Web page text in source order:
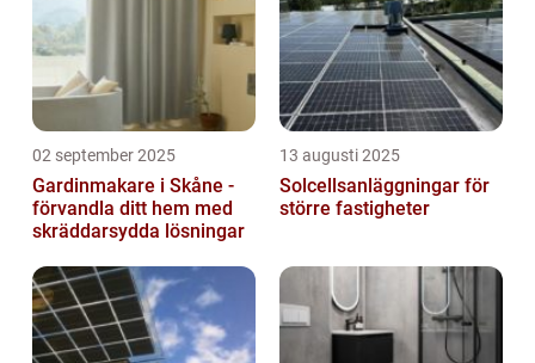
02 september 2025
Gardinmakare i Skåne -
förvandla ditt hem med
skräddarsydda lösningar
13 augusti 2025
Solcellsanläggningar för
större fastigheter